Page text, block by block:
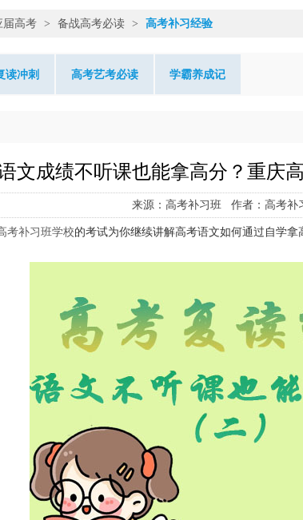
届高考 > 备战高考必读 > 高考补习经验
读冲刺 高考艺考必读 学霸养成记
文成绩不听课也能拿高分？重庆
来源：高考补习班 作者：高考补
考补习班学校的考试为你继续讲解高考语文如何通过自学拿